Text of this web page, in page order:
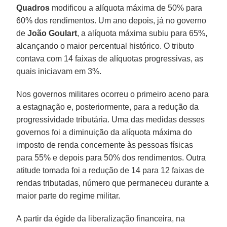
Quadros modificou a alíquota máxima de 50% para
60% dos rendimentos. Um ano depois, já no governo
deJoão Goulart, a alíquota máxima subiu para 65%,
alcançando o maior percentual histórico. O tributo
contava com 14 faixas de alíquotas progressivas, as
quais iniciavam em 3%.
Nos governos militares ocorreu o primeiro aceno para
a estagnação e, posteriormente, para a redução da
progressividade tributária. Uma das medidas desses
governos foi a diminuição da alíquota máxima do
imposto de renda concernente às pessoas físicas
para 55% e depois para 50% dos rendimentos. Outra
atitude tomada foi a redução de 14 para 12 faixas de
rendas tributadas, número que permaneceu durante a
maior parte do regime militar.
A partir da égide da liberalização financeira, na